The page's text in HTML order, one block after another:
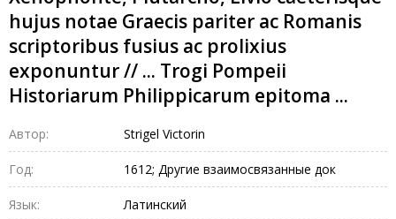
hujus notae Graecis pariter ac Romanis
scriptoribus fusius ac prolixius
exponuntur // ... Trogi Pompeii
Historiarum Philippicarum epitoma ...
Автор: Strigel Victorin
Год: 1612; Другие взаимосвязанные док
Язык: Латинский